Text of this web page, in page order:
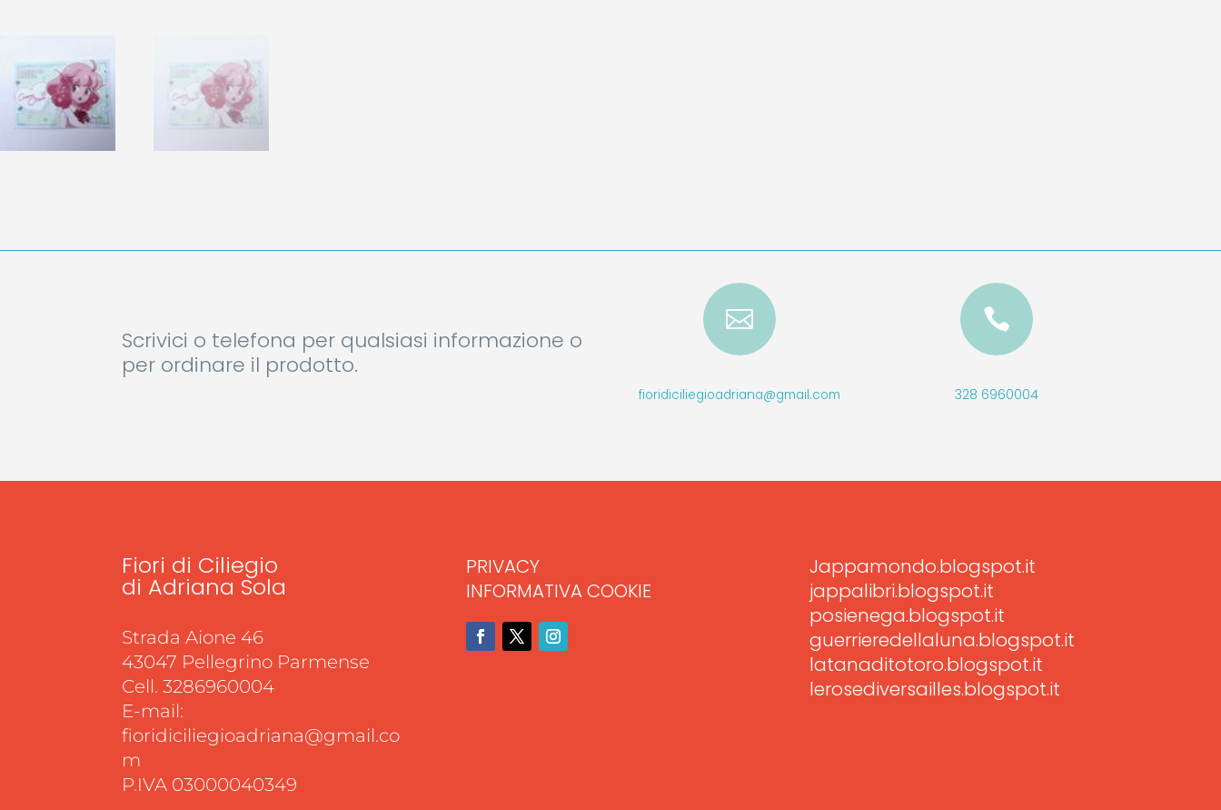
Scrivici o telefona per qualsiasi informazione o
per ordinare il prodotto.

fioridiciliegioadriana@gmail.com

328 6960004
Fiori di Ciliegio
di Adriana Sola
Strada Aione 46
43047 Pellegrino Parmense
Cell. 3286960004
E-mail:
fioridiciliegioadriana@gmail.co
m
P.IVA 03000040349
PRIVACY
INFORMATIVA COOKIE
Jappamondo.blogspot.it
jappalibri.blogspot.it
posienega.blogspot.it
guerrieredellaluna.blogspot.it
latanaditotoro.blogspot.it
lerosediversailles.blogspot.it